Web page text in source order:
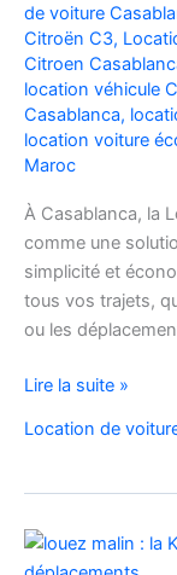
de voiture
Citroën C3,
Citroen
location véhicule
Casablanca,
location voiture
Maroc
À Casablanca, la
comme une
simplicité et
tous vos trajets,
ou les
Location
voiture
C3
à
Casablanca
Lire la suite »
Location de